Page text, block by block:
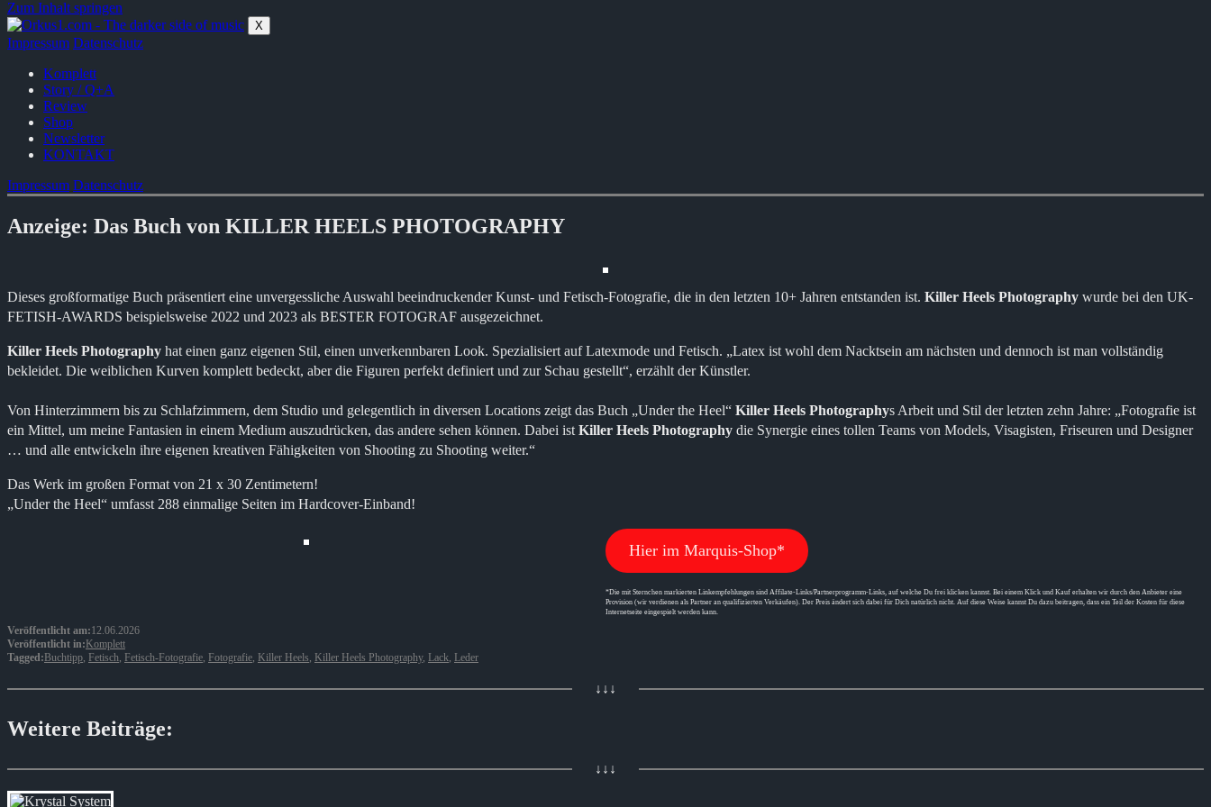
Zum Inhalt springen
X
Impressum Datenschutz
Komplett
Story / Q+A
Review
Shop
Newsletter
KONTAKT
Impressum Datenschutz
Anzeige: Das Buch von KILLER HEELS PHOTOGRAPHY
Dieses großformatige Buch präsentiert eine unvergessliche Auswahl beeindruckender Kunst- und Fetisch-Fotografie, die in den letzten 10+ Jahren entstanden ist. Killer Heels Photography wurde bei den UK-
FETISH-AWARDS beispielsweise 2022 und 2023 als BESTER FOTOGRAF ausgezeichnet.
Killer Heels Photography hat einen ganz eigenen Stil, einen unverkennbaren Look. Spezialisiert auf Latexmode und Fetisch. „Latex ist wohl dem Nacktsein am nächsten und dennoch ist man vollständig
bekleidet. Die weiblichen Kurven komplett bedeckt, aber die Figuren perfekt definiert und zur Schau gestellt“, erzählt der Künstler.
Von Hinterzimmern bis zu Schlafzimmern, dem Studio und gelegentlich in diversen Locations zeigt das Buch „Under the Heel“ Killer Heels Photographys Arbeit und Stil der letzten zehn Jahre: „Fotografie ist
ein Mittel, um meine Fantasien in einem Medium auszudrücken, das andere sehen können. Dabei ist Killer Heels Photography die Synergie eines tollen Teams von Models, Visagisten, Friseuren und Designer
… und alle entwickeln ihre eigenen kreativen Fähigkeiten von Shooting zu Shooting weiter.“
Das Werk im großen Format von 21 x 30 Zentimetern!
„Under the Heel“ umfasst 288 einmalige Seiten im Hardcover-Einband!
Hier im Marquis-Shop*
*Die mit Sternchen markierten Linkempfehlungen sind Affilate-Links/Partnerprogramm-Links, auf welche Du frei klicken kannst. Bei einem Klick und Kauf erhalten wir durch den Anbieter eine
Provision (wir verdienen als Partner an qualifizierten Verkäufen). Der Preis ändert sich dabei für Dich natürlich nicht. Auf diese Weise kannst Du dazu beitragen, dass ein Teil der Kosten für diese
Internetseite eingespielt werden kann.
Veröffentlicht am:12.06.2026
Veröffentlicht in:Komplett
Tagged:Buchtipp, Fetisch, Fetisch-Fotografie, Fotografie, Killer Heels, Killer Heels Photography, Lack, Leder
↓↓↓
Weitere Beiträge:
↓↓↓